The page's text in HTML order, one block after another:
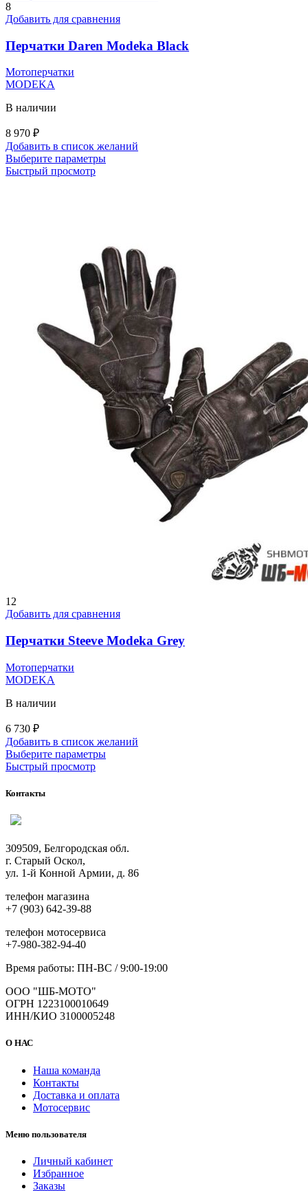
вариаций.
можно
выбрать
8
Добавить для сравнения
Перчатки Daren Modeka Black
Мотоперчатки
MODEKA
В наличии
8 970 ₽
Добавить в список желаний
Выберите параметрыЭтот
выбрать
на
странице
товара.
Быстрый просмотр
12
Добавить для сравнения
Перчатки Steeve Modeka Grey
Мотоперчатки
MODEKA
В наличии
6 730 ₽
Добавить в список желаний
Выберите параметрыЭтот
на
товара.
Быстрый просмотр
Контакты
309509, Белгородская обл.
г. Старый Оскол,
ул. 1-й Конной Армии, д. 86
телефон магазина
+7 (903) 642-39-88
телефон мотосервиса
+7-980-382-94-40
Время работы: ПН-ВС / 9:00-19:00
ООО "ШБ-МОТО"
ОГРН 1223100010649
ИНН/КИО 3100005248
О НАС
Наша команда
Контакты
Доставка и оплата
Мотосервис
Меню пользователя
Личный кабинет
Избранное
Заказы